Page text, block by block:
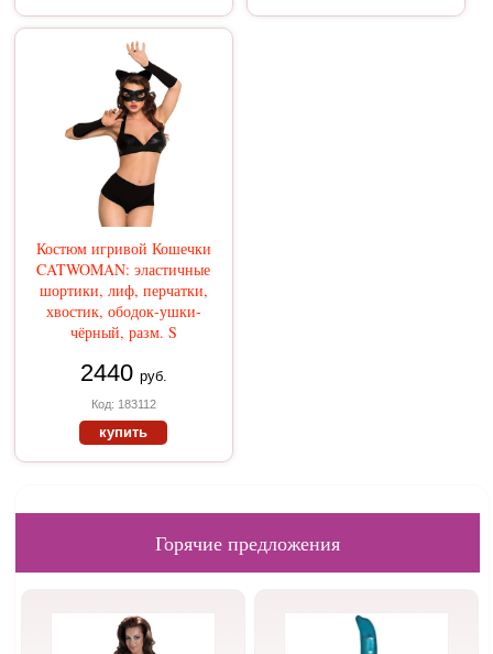
Костюм игривой Кошечки
CATWOMAN: эластичные
шортики, лиф, перчатки,
хвостик, ободок-ушки-
чёрный, разм. S
2440 руб.
Код: 183112
купить
Горячие предложения